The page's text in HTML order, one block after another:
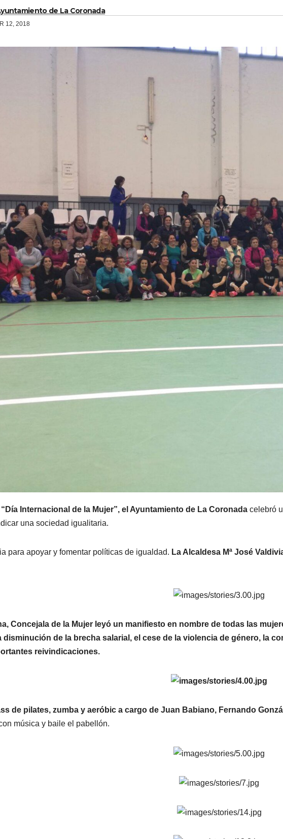
de La Coronada
12, 2018
“Día Internacional de la Mujer”, el Ayuntamiento de La Coronada celebró
una sociedad igualitaria.
para apoyar y fomentar políticas de igualdad. La Alcaldesa Mª José
Concejala de la Mujer leyó un manifiesto en nombre de todas las
disminución de la brecha salarial, el cese de la violencia de género, la
reivindicaciones.
de pilates, zumba y aeróbic a cargo de Juan Babiano, Fernando
música y baile el pabellón.